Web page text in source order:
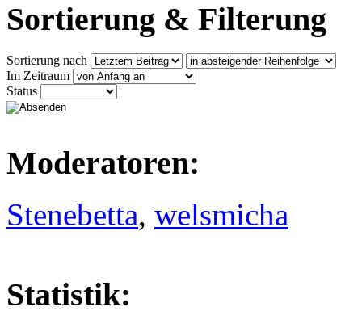
Sortierung & Filterung
Sortierung nach
Im Zeitraum
Status
Moderatoren:
Stenebetta, welsmicha
Statistik: